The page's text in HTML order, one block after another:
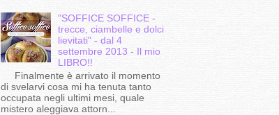
"SOFFICE SOFFICE -
trecce, ciambelle e dolci
lievitati" - dal 4
settembre 2013 - Il mio
LIBRO!!
Finalmente è arrivato il momento
di svelarvi cosa mi ha tenuta tanto
occupata negli ultimi mesi, quale
mistero aleggiava attorn...